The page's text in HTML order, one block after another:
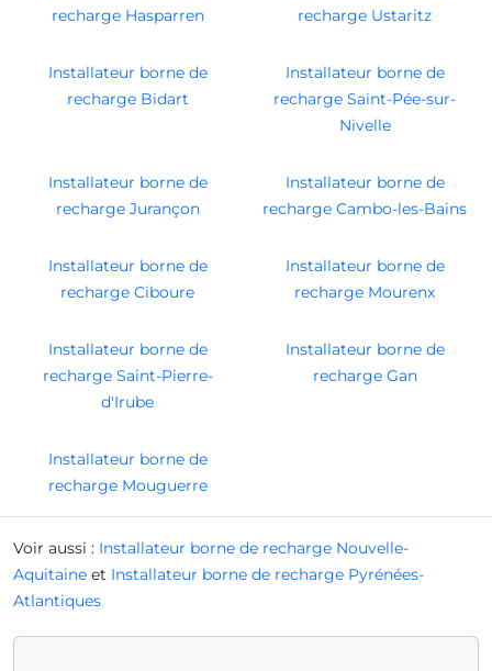
recharge Hasparren
recharge Ustaritz
Installateur borne de
recharge Bidart
Installateur borne de
recharge Saint-Pée-sur-
Nivelle
Installateur borne de
recharge Jurançon
Installateur borne de
recharge Cambo-les-Bains
Installateur borne de
recharge Ciboure
Installateur borne de
recharge Mourenx
Installateur borne de
recharge Saint-Pierre-
d'Irube
Installateur borne de
recharge Gan
Installateur borne de
recharge Mouguerre
Voir aussi : Installateur borne de recharge Nouvelle-
Aquitaine et Installateur borne de recharge Pyrénées-
Atlantiques